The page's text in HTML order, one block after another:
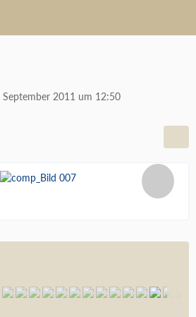
September 2011 um 12:50